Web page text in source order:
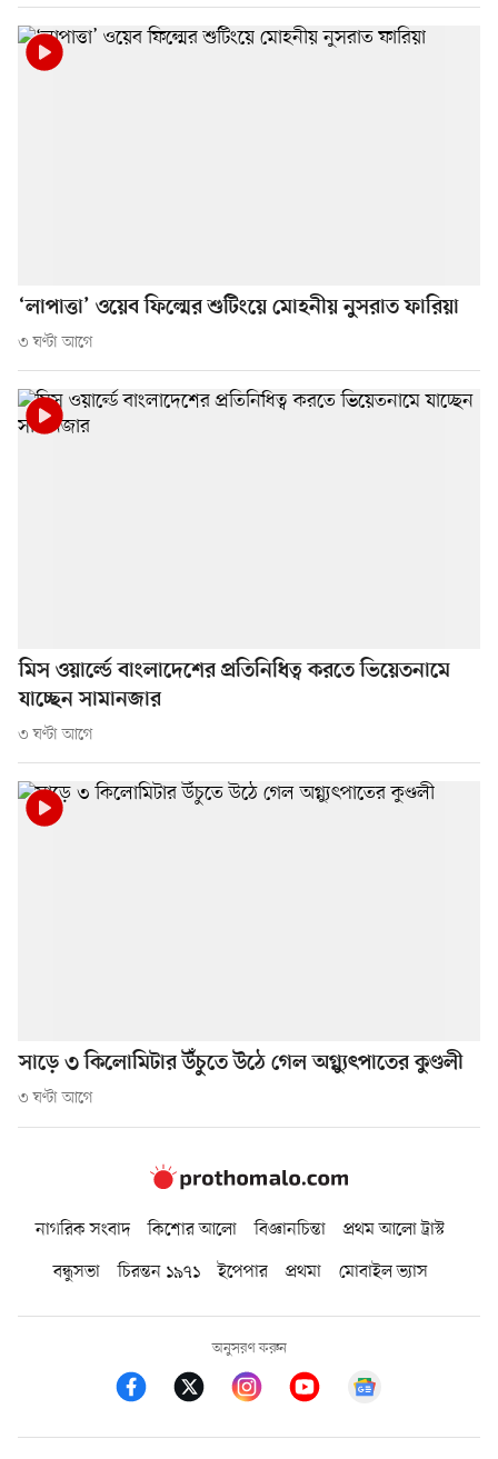
‘লাপাত্তা’ ওয়েব ফিল্মের শুটিংয়ে মোহনীয় নুসরাত ফারিয়া
৩ ঘণ্টা আগে
মিস ওয়ার্ল্ডে বাংলাদেশের প্রতিনিধিত্ব করতে ভিয়েতনামে
যাচ্ছেন সামানজার
৩ ঘণ্টা আগে
সাড়ে ৩ কিলোমিটার উঁচুতে উঠে গেল অগ্ন্যুৎপাতের কুণ্ডলী
৩ ঘণ্টা আগে
নাগরিক সংবাদ কিশোর আলো বিজ্ঞানচিন্তা
প্রথম আলো ট্রাস্ট
বন্ধুসভা
চিরন্তন ১৯৭১ ইপেপার প্রথমা মোবাইল ভ্যাস
অনুসরণ করুন